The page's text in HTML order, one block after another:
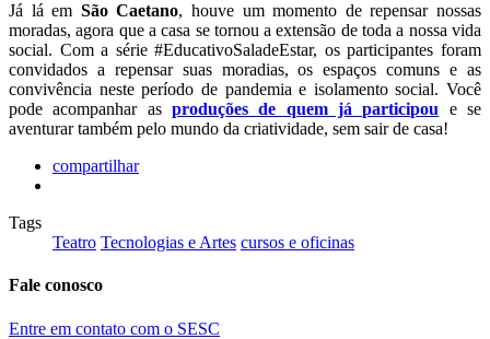
Já lá em São Caetano, houve um momento de repensar nossas
moradas, agora que a casa se tornou a extensão de toda a nossa vida
social. Com a série #EducativoSaladeEstar, os participantes foram
convidados a repensar suas moradias, os espaços comuns e as
convivência neste período de pandemia e isolamento social. Você
pode acompanhar as produções de quem já participou e se
aventurar também pelo mundo da criatividade, sem sair de casa!
compartilhar
Tags
Teatro Tecnologias e Artes cursos e oficinas
Fale conosco
Entre em contato com o SESC